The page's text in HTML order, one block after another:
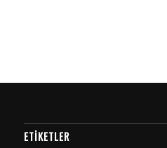
ETIKETLER